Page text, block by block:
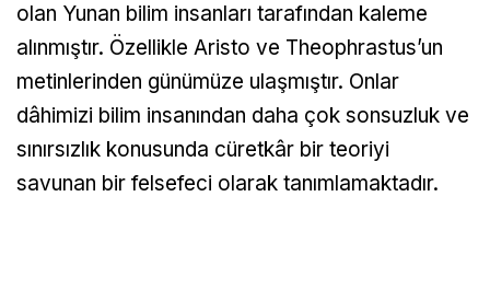
olan Yunan bilim insanları tarafından kaleme
alınmıştır. Özellikle Aristo ve Theophrastus’un
metinlerinden günümüze ulaşmıştır. Onlar
dâhimizi bilim insanından daha çok sonsuzluk ve
sınırsızlık konusunda cüretkâr bir teoriyi
savunan bir felsefeci olarak tanımlamaktadır.